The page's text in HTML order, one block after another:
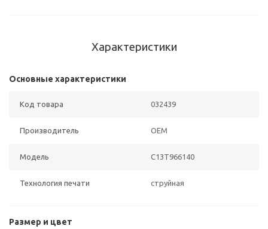
Характеристики
Основные характеристики
Код товара 032439
Производитель OEM
Модель C13T966140
Технология печати струйная
Размер и цвет